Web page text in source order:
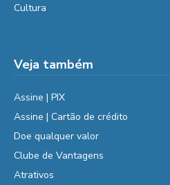
Cultura
Veja também
Assine | PIX
Assine | Cartão de crédito
Doe qualquer valor
Clube de Vantagens
Atrativos